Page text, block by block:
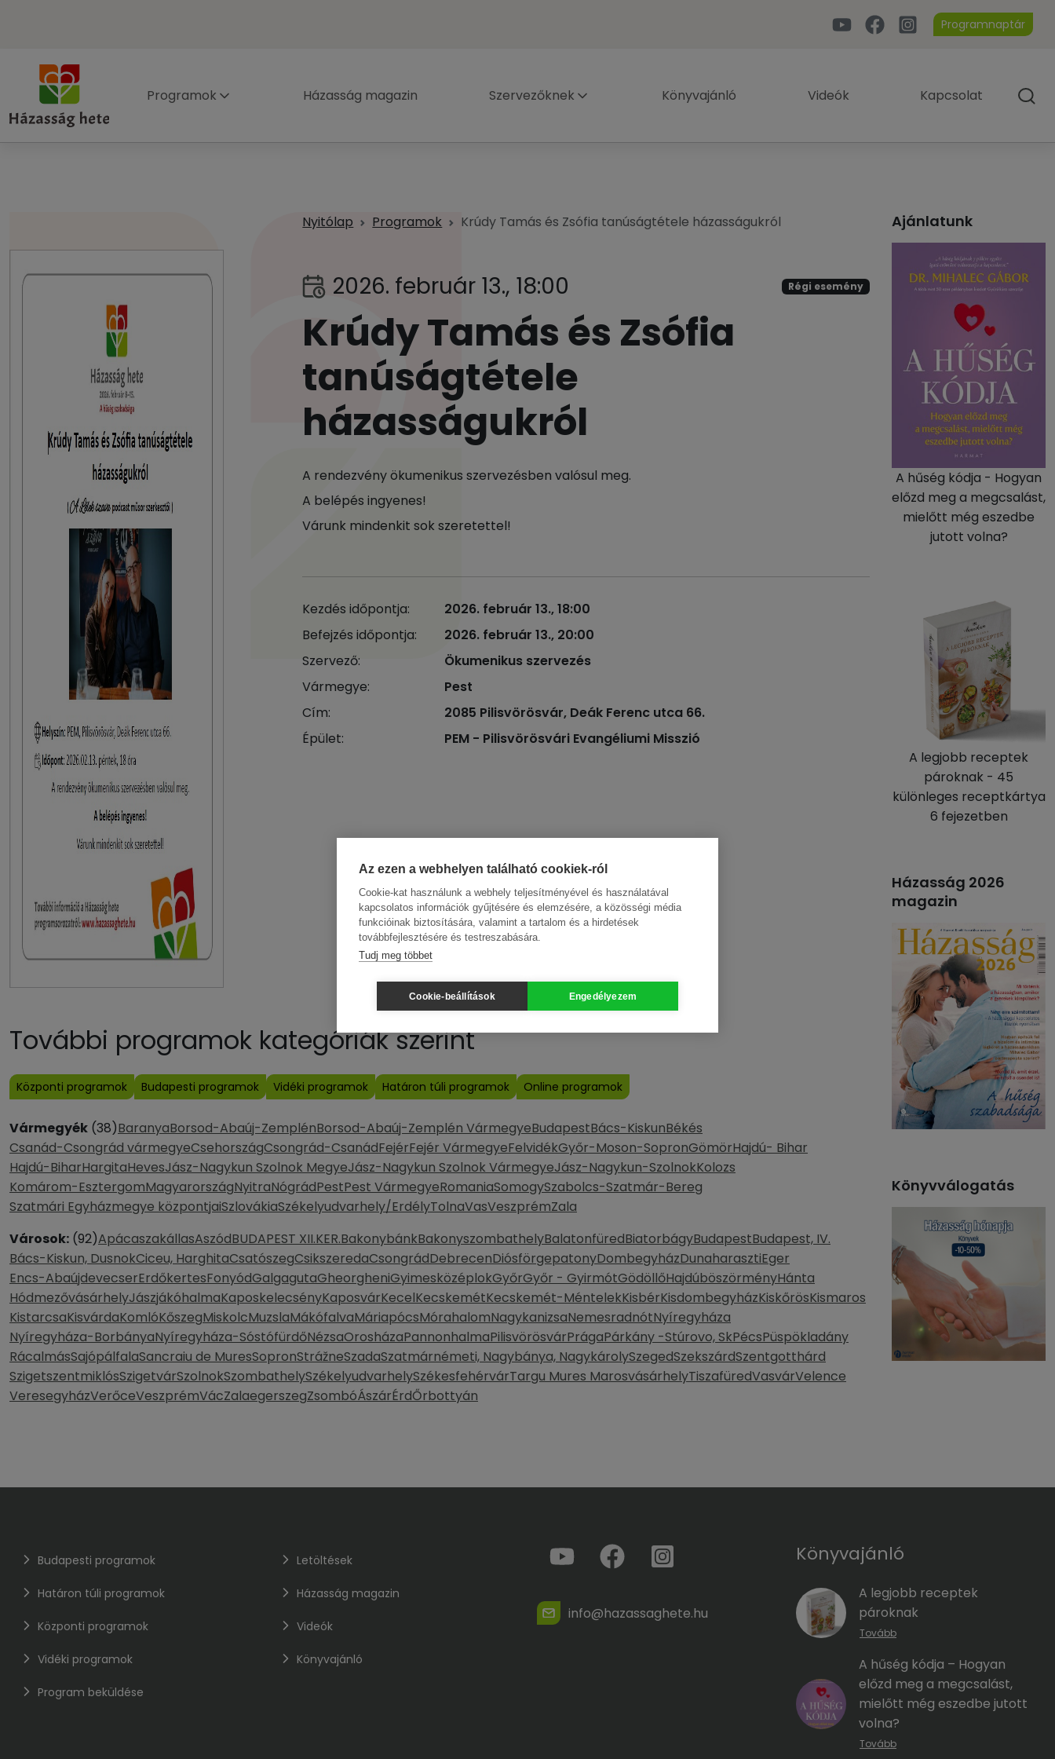
Programnaptár
Programok Házasság magazin Szervezőknek Könyvajánló Videók Kapcsolat
Nyitólap Programok Krúdy Tamás és Zsófia tanúságtétele házasságukról
2026. február 13., 18:00 Régi esemény
Krúdy Tamás és Zsófia
tanúságtétele
házasságukról
A rendezvény ökumenikus szervezésben valósul meg.
A belépés ingyenes!
Várunk mindenkit sok szeretettel!
Kezdés időpontja:
2026. február 13., 18:00
Befejzés időpontja:
2026. február 13., 20:00
Szervező:
Ökumenikus szervezés
Vármegye:
Pest
Cím:
2085 Pilisvörösvár, Deák Ferenc utca 66.
Épület:
PEM - Pilisvörösvári Evangéliumi Misszió
További programok kategóriák szerint
Központi programok Budapesti programok Vidéki programok Határon túli programok Online programok
Vármegyék (38)BaranyaBorsod-Abaúj-ZemplénBorsod-Abaúj-Zemplén VármegyeBudapestBács-KiskunBékés
Csanád-Csongrád vármegyeCsehországCsongrád-CsanádFejérFejér VármegyeFelvidékGyőr-Moson-SopronGömörHajdú- Bihar
Hajdú-BiharHargitaHevesJász-Nagykun Szolnok MegyeJász-Nagykun Szolnok VármegyeJász-Nagykun-SzolnokKolozs
Komárom-EsztergomMagyarországNyitraNógrádPestPest VármegyeRomaniaSomogySzabolcs-Szatmár-Bereg
Szatmári Egyházmegye központjaiSzlovákiaSzékelyudvarhely/ErdélyTolnaVasVeszprémZala
Városok: (92)ApácaszakállasAszódBUDAPEST XII.KER.BakonybánkBakonyszombathelyBalatonfüredBiatorbágyBudapestBudapest, IV.
Bács-Kiskun, DusnokCiceu, HarghitaCsatószegCsikszeredaCsongrádDebrecenDiósförgepatonyDombegyházDunaharasztiEger
Encs-AbaújdevecserErdőkertesFonyódGalgagutaGheorgheniGyimesközéplokGyőrGyőr - GyirmótGödöllőHajdúböszörményHánta
HódmezővásárhelyJászjákóhalmaKaposkelecsényKaposvárKecelKecskemétKecskemét-MéntelekKisbérKisdombegyházKiskőrösKismaros
KistarcsaKisvárdaKomlóKőszegMiskolcMuzslaMákófalvaMáriapócsMórahalomNagykanizsaNemesradnótNyíregyháza
Nyíregyháza-BorbányaNyíregyháza-SóstófürdőNézsaOrosházaPannonhalmaPilisvörösvárPrágaPárkány -Stúrovo, SkPécsPüspökladány
RácalmásSajópálfalaSancraiu de MuresSopronStrážneSzadaSzatmárnémeti, Nagybánya, NagykárolySzegedSzekszárdSzentgotthárd
SzigetszentmiklósSzigetvárSzolnokSzombathelySzékelyudvarhelySzékesfehérvárTargu Mures MarosvásárhelyTiszafüredVasvárVelence
VeresegyházVerőceVeszprémVácZalaegerszegZsombóÁszárÉrdŐrbottyán
Ajánlatunk
A hűség kódja - Hogyan
előzd meg a megcsalást,
mielőtt még eszedbe
jutott volna?
A legjobb receptek
pároknak - 45
különleges receptkártya
6 fejezetben
Házasság 2026
magazin
Könyvválogatás
Budapesti programok
Határon túli programok
Központi programok
Vidéki programok
Program beküldése
Letöltések
Házasság magazin
Videók
Könyvajánló
info@hazassaghete.hu
Könyvajánló
A legjobb receptek
pároknak
Tovább
A hűség kódja – Hogyan
előzd meg a megcsalást,
mielőtt még eszedbe jutott
volna?
Tovább
Az ezen a webhelyen található cookiek-ról
Cookie-kat használunk a webhely teljesítményével és használatával
kapcsolatos információk gyűjtésére és elemzésére, a közösségi média
funkcióinak biztosítására, valamint a tartalom és a hirdetések
továbbfejlesztésére és testreszabására.
Tudj meg többet
Cookie-beállítások Engedélyezem